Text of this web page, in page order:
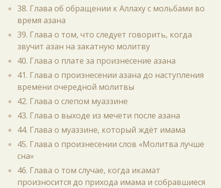
38. Глава об обращении к Аллаху с мольбами во
время азана
39. Глава о том, что следует говорить, когда
звучит азан на закатную молитву
40. Глава о плате за произнесение азана
41. Глава о произнесении азана до наступления
времени очередной молитвы
42. Глава о слепом муаззине
43. Глава о выходе из мечети после азана
44. Глава о муаззине, который ждёт имама
45. Глава о произнесении слов «Молитва лучше
сна»
46. Глава о том случае, когда икамат
произносится до прихода имама и собравшиеся